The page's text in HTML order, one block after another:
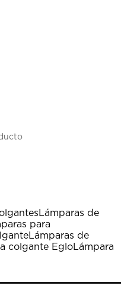
Lámparas de
para
Lámparas de
colgante EgloLámpara